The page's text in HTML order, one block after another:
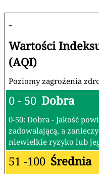
-
Wartości
(AQI)
Poziomy zagrożenia
0 - 50 Dobra
0-50: Dobra - Jakość
zadowalającą, a
niewielkie ryzyko lub
51 -100 Średnia